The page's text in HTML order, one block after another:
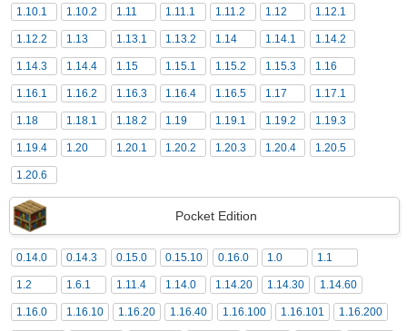
1.10.1 1.10.2 1.11 1.11.1 1.11.2 1.12 1.12.1
1.12.2 1.13 1.13.1 1.13.2 1.14 1.14.1 1.14.2
1.14.3 1.14.4 1.15 1.15.1 1.15.2 1.15.3 1.16
1.16.1 1.16.2 1.16.3 1.16.4 1.16.5 1.17 1.17.1
1.18 1.18.1 1.18.2 1.19 1.19.1 1.19.2 1.19.3
1.19.4 1.20 1.20.1 1.20.2 1.20.3 1.20.4 1.20.5
1.20.6
Pocket Edition
0.14.0 0.14.3 0.15.0 0.15.10 0.16.0 1.0 1.1
1.2 1.6.1 1.11.4 1.14.0 1.14.20 1.14.30 1.14.60
1.16.0 1.16.10 1.16.20 1.16.40 1.16.100 1.16.101 1.16.200